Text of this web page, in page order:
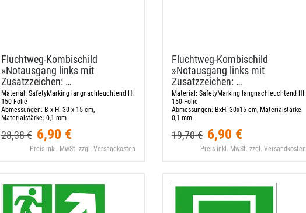
Fluchtweg-​Kombischild
»Notausgang links mit
Zusatzzeichen: …
Material: SafetyMarking langnachleuchtend HI
150 Folie
Abmessungen: B x H: 30 x 15 cm,
Materialstärke: 0,1 mm
28,38 € 6,90 €
Preis inkl. MwSt. zzgl. Versandkosten
Fluchtweg-​Kombischild
»Notausgang links mit
Zusatzzeichen: …
Material: SafetyMarking langnachleuchtend HI
150 Folie
Abmessungen: BxH: 30x15 cm, Materialstärke:
0,1 mm
19,70 € 6,90 €
Preis inkl. MwSt. zzgl. Versandkosten